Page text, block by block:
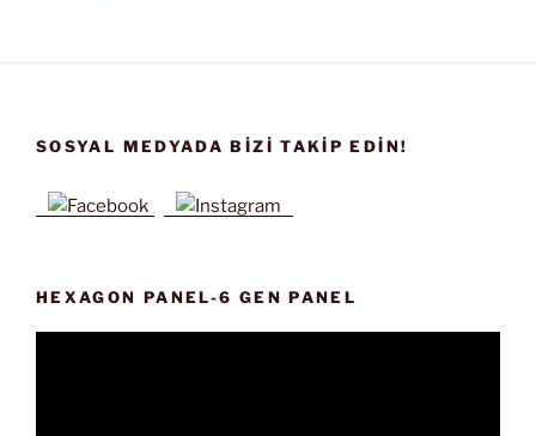
SOSYAL MEDYADA BIZI TAKIP EDIN!
HEXAGON PANEL-6 GEN PANEL